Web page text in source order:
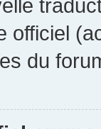
officiel
du